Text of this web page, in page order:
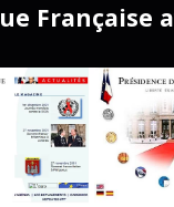
Française